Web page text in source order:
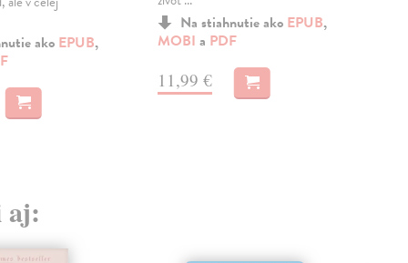
ako EPUB,
Na stiahnutie ako EPUB,
MOBI a PDF
11,99 €
aj: